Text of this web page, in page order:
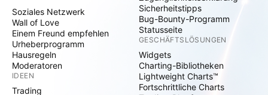
Soziales Netzwerk
Wall of Love
Einem Freund empfehlen
Urheberprogramm
Hausregeln
Moderatoren
IDEEN
Trading
Sicherheitstipps
Bug-Bounty-Programm
Statusseite
GESCHÄFTSLÖSUNGEN
Widgets
Charting-Bibliotheken
Lightweight Charts™
Fortschrittliche Charts